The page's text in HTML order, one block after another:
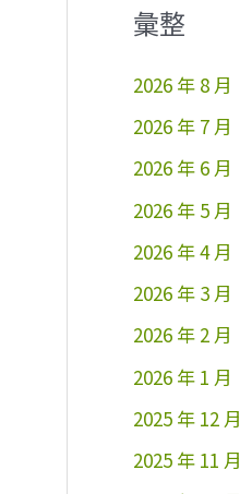
彙整
2026 年 8 月
2026 年 7 月
2026 年 6 月
2026 年 5 月
2026 年 4 月
2026 年 3 月
2026 年 2 月
2026 年 1 月
2025 年 12 月
2025 年 11 月